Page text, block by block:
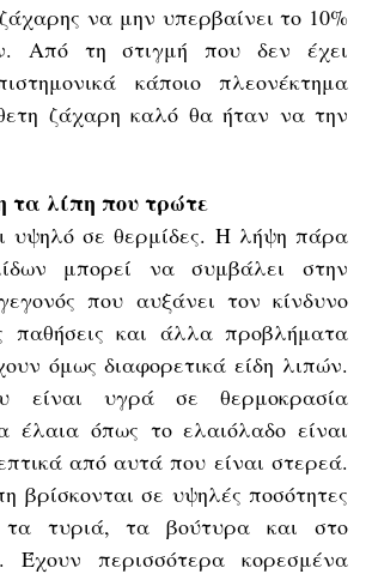
να μην υπερβαίνει το 10%
Από τη στιγμή που δεν έχει
κάποιο πλεονέκτημα
ζάχαρη καλό θα ήταν να την
τα λίπη που τρώτε
υψηλό σε θερμίδες. Η λήψη πάρα
μπορεί να συμβάλει στην
που αυξάνει τον κίνδυνο
παθήσεις και άλλα προβλήματα
όμως διαφορετικά είδη λιπών.
είναι υγρά σε θερμοκρασία
έλαια όπως το ελαιόλαδο είναι
από αυτά που είναι στερεά.
βρίσκονται σε υψηλές ποσότητες
τυριά, τα βούτυρα και στο
Έχουν περισσότερα κορεσμένα